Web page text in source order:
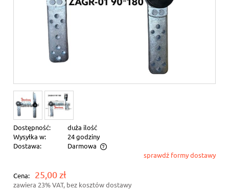
Dostępność:
duża ilość
Wysyłka w:
24 godziny
Dostawa:
Darmowa
Cena nie zawiera ewentualnych kosztów płatnościsprawdź formy dostawy
Cena: 25,00 zł
zawiera 23% VAT, bez kosztów dostawy